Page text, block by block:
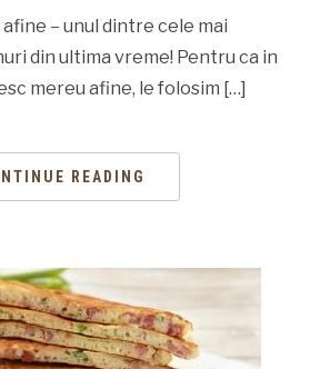
– unul dintre cele mai
din ultima vreme! Pentru ca in
mereu afine, le folosim […]
READING